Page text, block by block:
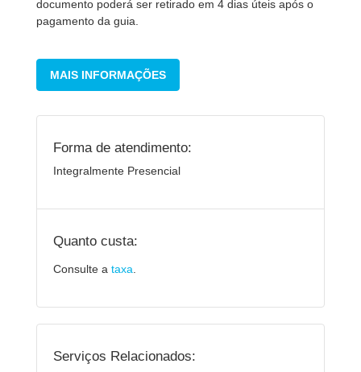
documento poderá ser retirado em 4 dias úteis após o
pagamento da guia.
MAIS INFORMAÇÕES
Forma de atendimento:
Integralmente Presencial
Quanto custa:
Consulte a taxa
Serviços Relacionados: